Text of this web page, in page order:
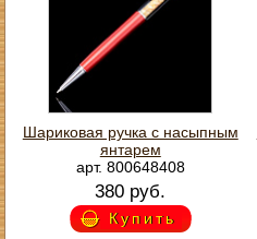
Шариковая ручка с насыпным
янтарем
арт. 800648408
380 руб.
Купить